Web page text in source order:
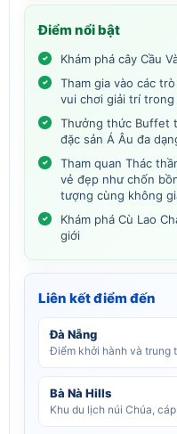
Điểm nổi bật
Khám phá cây Cầu
Tham gia vào các
vui chơi giải trí
Thưởng thức Buffet
đặc sản Á Âu đa
Tham quan Thác
vẻ đẹp như chốn
tượng cùng không
Khám phá Cù Lao
giới
Liên kết điểm đến
Đà Nẵng
Điểm khởi hành và trung
Bà Nà Hills
Khu du lịch núi Chúa,